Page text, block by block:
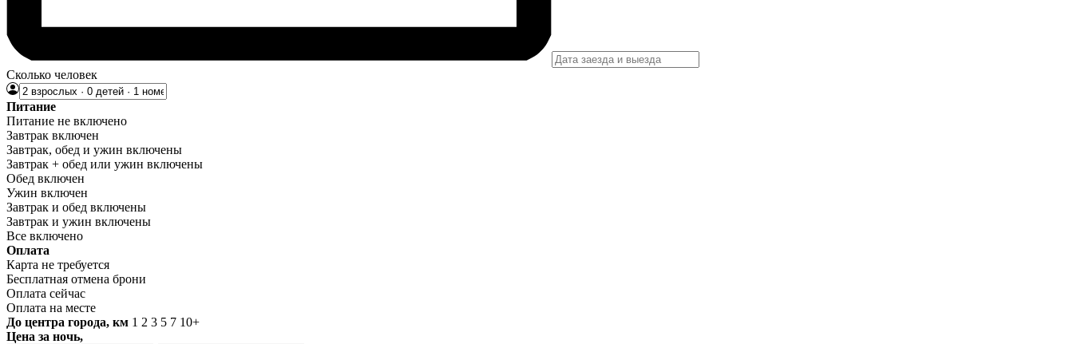
Сколько человек
Питание
Питание не включено
Завтрак включен
Завтрак, обед и ужин включены
Завтрак + обед или ужин включены
Обед включен
Ужин включен
Завтрак и обед включены
Завтрак и ужин включены
Все включено
Оплата
Карта не требуется
Бесплатная отмена брони
Оплата сейчас
Оплата на месте
До центра города, км 1 2 3 5 7 10+
Цена за ночь,